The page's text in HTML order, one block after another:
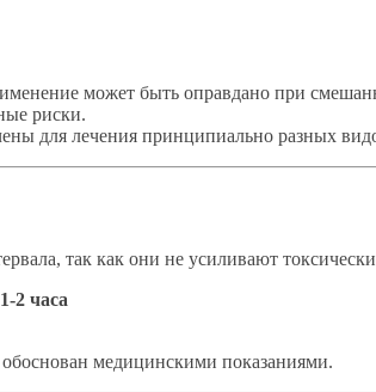
может быть оправдано при
риски.
для лечения принципиально разных
так как они не усиливают
2 часа
медицинскими показаниями.